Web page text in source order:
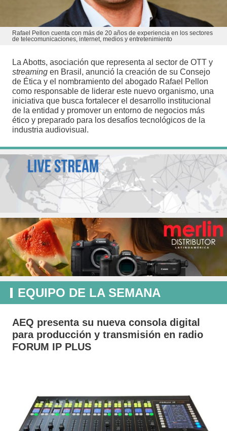
Rafael Pellon cuenta con más de 20 años de experiencia en los sectores
de telecomunicaciones, internet, medios y entretenimiento
La Abotts, asociación que representa al sector de OTT y
streaming en Brasil, anunció la creación de su Consejo
de Ética y el nombramiento del abogado Rafael Pellon
como responsable de liderar este nuevo organismo, una
iniciativa que busca fortalecer el desarrollo institucional
de la entidad y promover un entorno de negocios más
ético y preparado para los desafíos tecnológicos de la
industria audiovisual.
EQUIPO DE LA SEMANA
AEQ presenta su nueva consola digital
para producción y transmisión en radio
FORUM IP PLUS